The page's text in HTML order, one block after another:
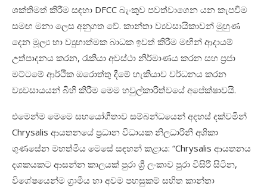
ශක්තිමත් කිරීම සඳහා DFCC බැංකුව පවත්වාගෙන යන කැපවීම
සමඟ මනා ලෙස අනුගත වේ. කාන්තා ව්‍යවසායිකාවන් මුහුණ
දෙන මූල්‍ය හා ව්‍යුහාත්මක බාධක ඉවත් කිරීම මඟින් ආදායම්
උත්පාදනය කරන, රැකියා අවස්ථා නිර්මාණය කරන සහ ප්‍රජා
මට්ටමේ ආර්ථික ඔරොත්තු දීමේ හැකියාව වර්ධනය කරන
ව්‍යවසායයන් බිහි කිරීම මෙම හවුල්කාරිත්වයේ අපේක්ෂාවයි.
එමෙන්ම මෙමෙ සහයෝගීතාව සම්බන්ධයෙන් අදහස් දක්වමින්
Chrysalis ආයතනයේ ප්‍රධාන විධායක නිලධාරිනී අශිකා
ගුණසේන මහත්මිය මෙසේ සඳහන් කළාය: “Chrysalis ආයතනය
දශකයකට ආසන්න කාලයක් පුරා ශ්‍රී ලංකාව පුරා විසිරී සිටින,
විශේෂයෙන්ම ග්‍රාමීය හා අවම පහසුකම් සහිත කාන්තා